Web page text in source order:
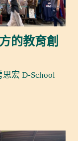
的教育創
宏 D-School